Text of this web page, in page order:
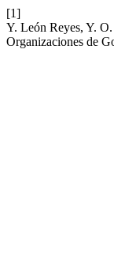
[1]
Y. León Reyes, Y.
Organizaciones de